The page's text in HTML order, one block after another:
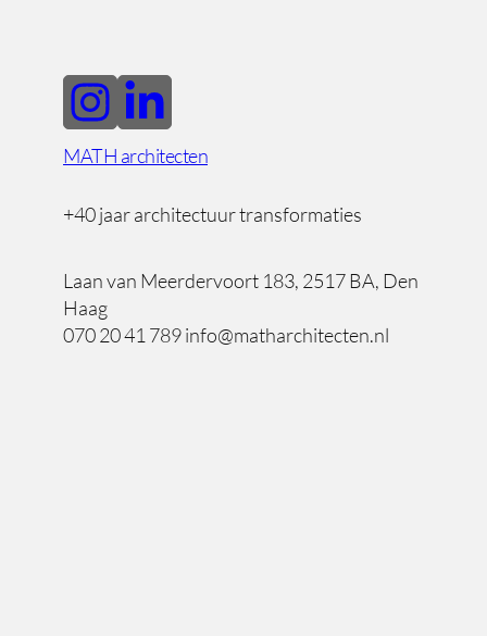
MATH architecten
+40 jaar architectuur transformaties
Laan van Meerdervoort 183, 2517 BA, Den
Haag
070 20 41 789 info@matharchitecten.nl